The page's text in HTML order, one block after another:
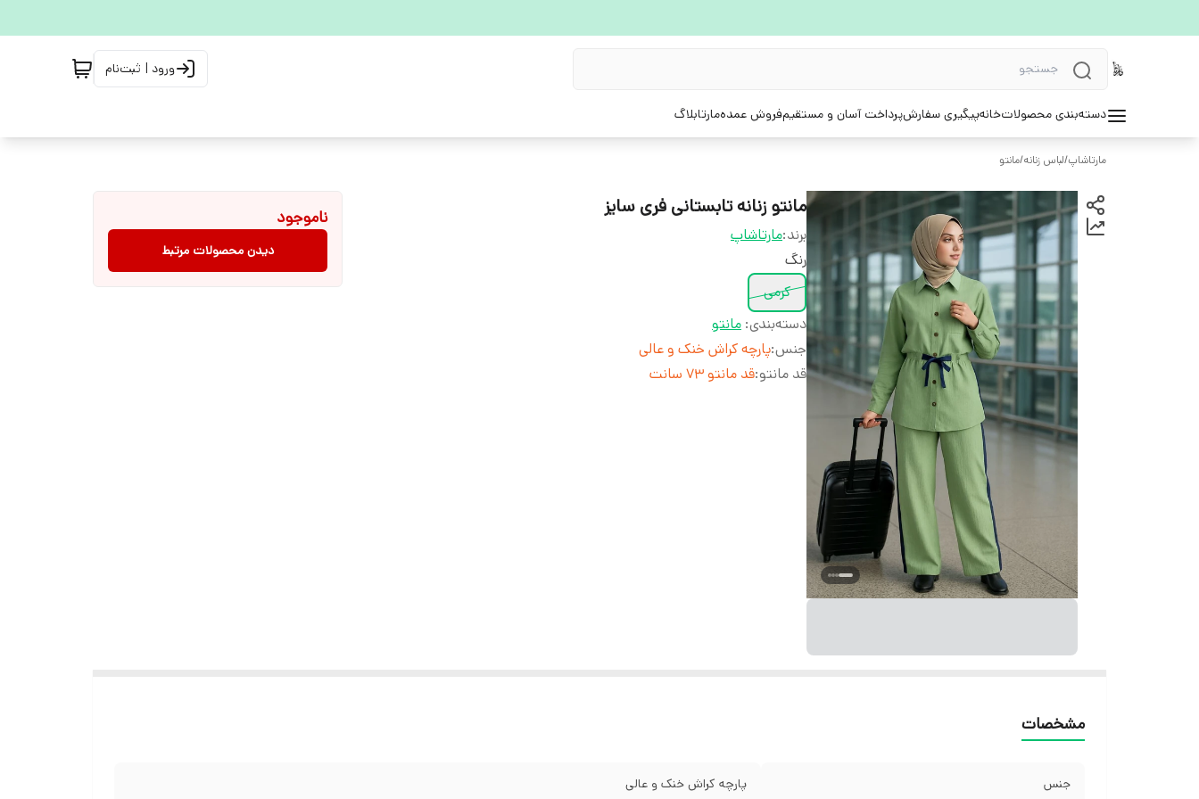
ورود | ثبت‌نام
دسته‌بندی محصولاتخانهپیگیری سفارشپرداخت آسان و مستقیمفروش عمدهمارتابلاگ
مارتاشاپ/لباس زنانه/مانتو
مانتو زنانه تابستانی فری سایز
برند:مارتاشاپ
رنگ
کرمی
دسته‌بندی: مانتو
جنس:پارچه کراش خنک و عالی
قد مانتو:قد مانتو 73 سانت
ناموجود
دیدن محصولات مرتبط
مشخصات
جنس پارچه کراش خنک و عالی